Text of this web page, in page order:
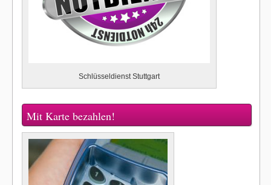
Schlüsseldienst Stuttgart
Mit Karte bezahlen!